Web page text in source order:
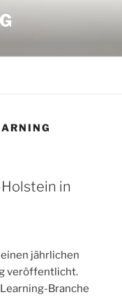
in
jährlichen
veröffentlicht.
Branche